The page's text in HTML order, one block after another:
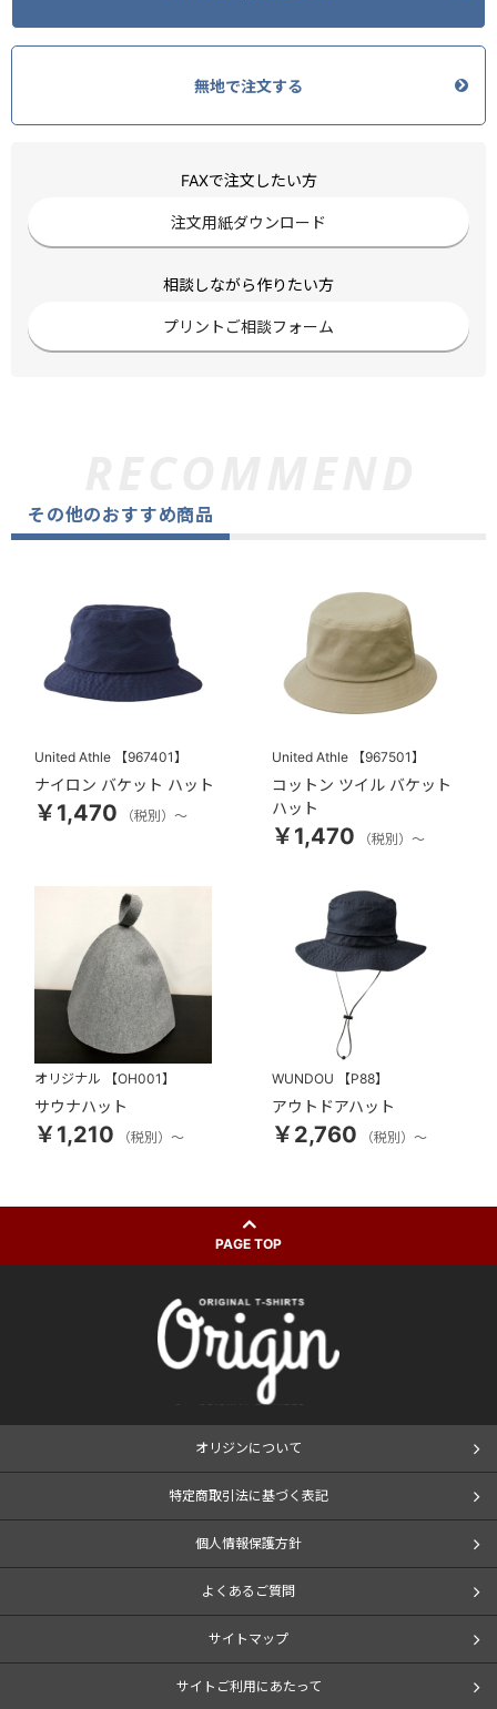
無地で注文する
FAXで注文したい方
注文用紙ダウンロード
相談しながら作りたい方
プリントご相談フォーム
その他のおすすめ商品
United Athle 【967401】
ナイロン バケット ハット
￥1,470 （税別）～
United Athle 【967501】
コットン ツイル バケット
ハット
￥1,470 （税別）～
オリジナル 【OH001】
サウナハット
￥1,210 （税別）～
WUNDOU 【P88】
アウトドアハット
￥2,760 （税別）～
PAGE TOP
オリジンについて
特定商取引法に基づく表記
個人情報保護方針
よくあるご質問
サイトマップ
サイトご利用にあたって